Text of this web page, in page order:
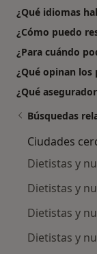
¿Qué idiomas
¿Cómo puedo
¿Para cuándo
¿Qué opinan los
¿Qué
Búsquedas
Ciudades
Dietistas y
Dietistas y
Dietistas y
Dietistas y